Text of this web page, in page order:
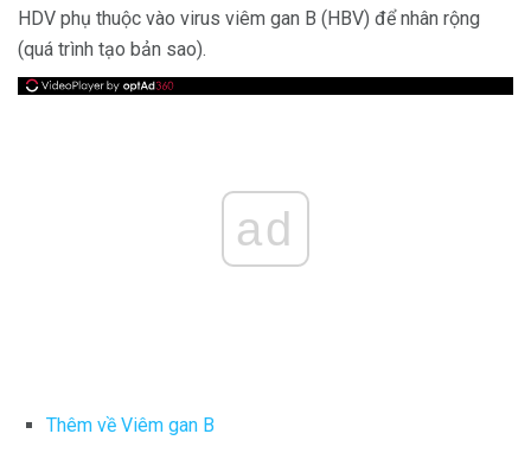
HDV phụ thuộc vào virus viêm gan B (HBV) để nhân rộng
(quá trình tạo bản sao).
ad
Thêm về Viêm gan B